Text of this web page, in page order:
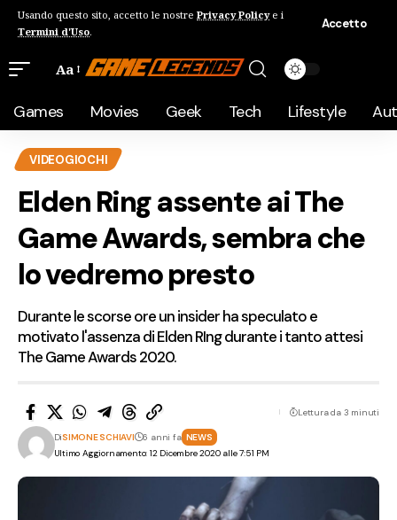
Usando questo sito, accetto le nostre Privacy Policye i
Termini d'Uso.
Accetto
Aa
Games Movies Geek Tech Lifestyle
VIDEOGIOCHI
Elden Ring assente ai The
Game Awards, sembra che
lo vedremo presto
Durante le scorse ore un insider ha speculato e
motivato l'assenza di Elden RIng durante i tanto attesi
The Game Awards 2020.
Ultimo Aggiornamento: 12 Dicembre 2020 alle 7:51 PM
DiSIMONE SCHIAVI 6 anni fa NEWS
Lettura da 3 minuti